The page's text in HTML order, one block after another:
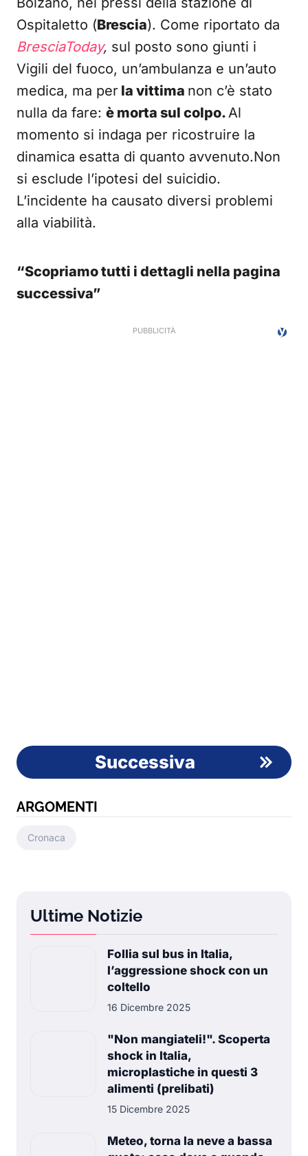
Ospitaletto (Brescia). Come riportato da
BresciaToday, sul posto sono giunti i
Vigili del fuoco, un’ambulanza e un’auto
medica, ma per la vittima non c’è stato
nulla da fare: è morta sul colpo.Al
momento si indaga per ricostruire la
dinamica esatta di quanto avvenuto.Non
si esclude l’ipotesi del suicidio.
L’incidente ha causato diversi problemi
alla viabilità.
“Scopriamo tutti i dettagli nella pagina
successiva”
Successiva
ARGOMENTI
Cronaca
Ultime Notizie
Follia sul bus in Italia,
l’aggressione shock con un
coltello
16 Dicembre 2025
"Non mangiateli!". Scoperta
shock in Italia,
microplastiche in questi 3
alimenti (prelibati)
15 Dicembre 2025
Meteo, torna la neve a bassa